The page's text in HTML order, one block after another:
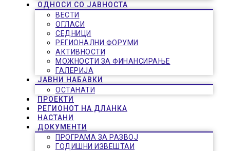
ОДНОСИ СО ЈАВНОСТА
ВЕСТИ
ОГЛАСИ
СЕДНИЦИ
РЕГИОНАЛНИ ФОРУМИ
АКТИВНОСТИ
МОЖНОСТИ ЗА ФИНАНСИРАЊЕ
ГАЛЕРИЈА
ЈАВНИ НАБАВКИ
ОСТАНАТИ
ПРОЕКТИ
РЕГИОНОТ НА ДЛАНКА
НАСТАНИ
ДОКУМЕНТИ
ПРОГРАМА ЗА РАЗВОЈ
ГОДИШНИ ИЗВЕШТАИ